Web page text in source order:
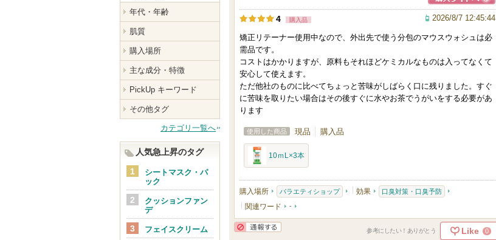
ショッピングサイ
4 購入品 2026/8/7 12:45:44
矯正リテーナー使用中なので、外出先で使う分包のマウスウォシュは必
需品です。
コストはかかりますが、原料もそれほどケミカルなものは入ってなくて
安心して使えます。
ただ他社のものに比べてちょっと苦味がしばらく口に残りました。すぐ
に苦味を取りたい場合はその後すぐに水やお茶でうがいをする必要があ
ります
使用した商品 現品 購入品
10ｍL×3本
購入場所 バラエティショップ 効果 口臭対策・口臭予防
関連ワード -
参考にしたい！ありがとう Like 0
年代・年齢
肌質
購入場所
主な成分・特徴
PickUp キーワード
その他タグ
カテゴリ一覧へ
人気急上昇のタグ
シートマスク・パ
ック
クッションファン
デ
フェイスクリーム